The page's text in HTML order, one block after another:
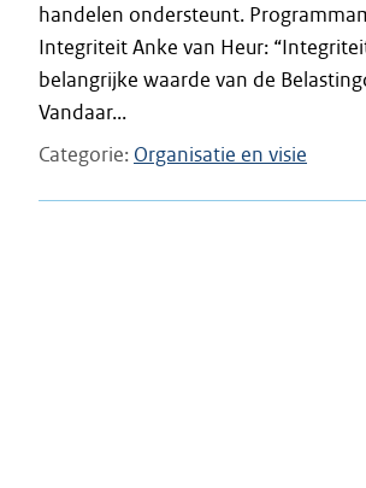
handelen ondersteunt.
Integriteit Anke van Heur:
belangrijke waarde van de
Vandaar...
Categorie Organisatie en visie